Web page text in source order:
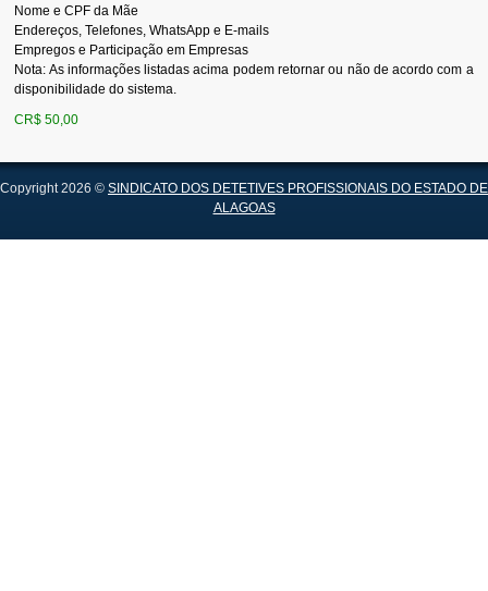
Nome e CPF da Mãe
Endereços, Telefones, WhatsApp e E-mails
Empregos e Participação em Empresas
Nota: As informações listadas acima podem retornar ou não de acordo com a
disponibilidade do sistema.
CR$ 50,00
Copyright 2026 © SINDICATO DOS DETETIVES PROFISSIONAIS DO ESTADO DE
ALAGOAS